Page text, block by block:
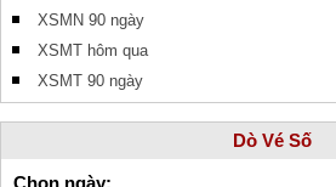
XSMN 90 ngày
XSMT hôm qua
XSMT 90 ngày
Dò Vé Số
Chọn ngày: